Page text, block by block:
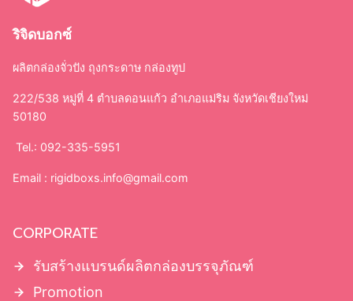
ริจิดบอกซ์
ผลิตกล่องจั่วปัง ถุงกระดาษ กล่องทูป
222/538 หมู่ที่ 4 ตำบลดอนแก้ว อำเภอแม่ริม จังหวัดเชียงใหม่
50180
Tel.: 092-335-5951
Email : rigidboxs.info@gmail.com
CORPORATE
รับสร้างแบรนด์ผลิตกล่องบรรจุภัณฑ์
Promotion